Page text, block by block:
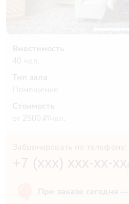
Вместимость
40 чел.
Тип зала
Помещение
Стоимость
от 2500 ₽/чел.
Забронировать по телефону:
+7 (xxx) xxx-xx-xx
При заказе сегодня —